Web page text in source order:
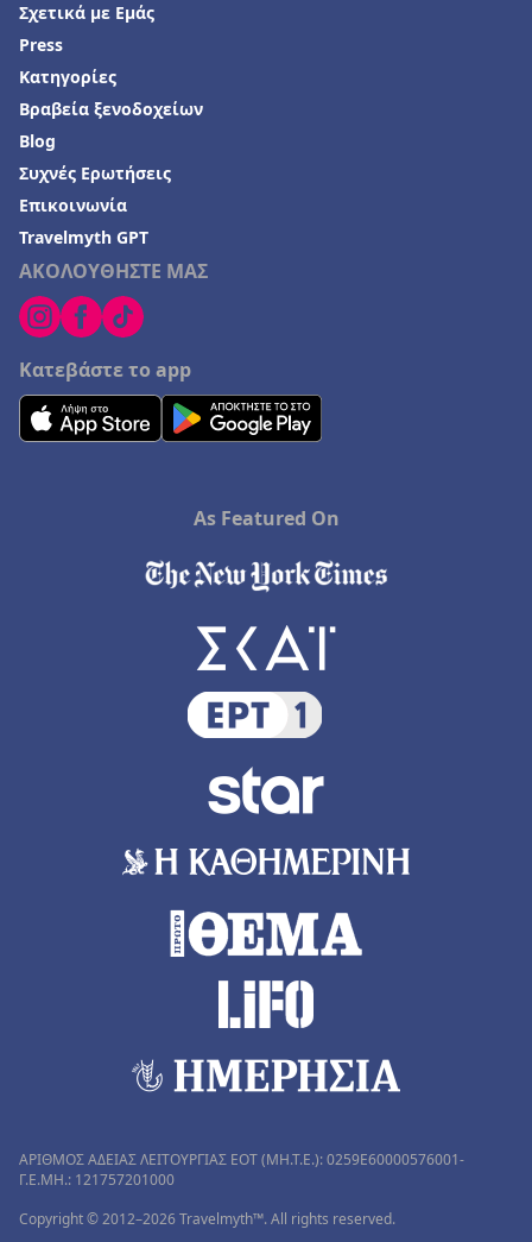
ΑΚΟΛΟΥΘΗΣΤΕ ΜΑΣ
Κατεβάστε το app
Σχετικά με Εμάς
Press
Κατηγορίες
Βραβεία ξενοδοχείων
Blog
Συχνές Ερωτήσεις
Επικοινωνία
Travelmyth GPT
As Featured On
ΑΡΙΘΜΟΣ ΑΔΕΙΑΣ ΛΕΙΤΟΥΡΓΙΑΣ ΕΟΤ (MH.T.E.): 0259Ε60000576001-
Γ.Ε.ΜΗ.: 121757201000
Copyright © 2012–2026 Travelmyth™. All rights reserved.